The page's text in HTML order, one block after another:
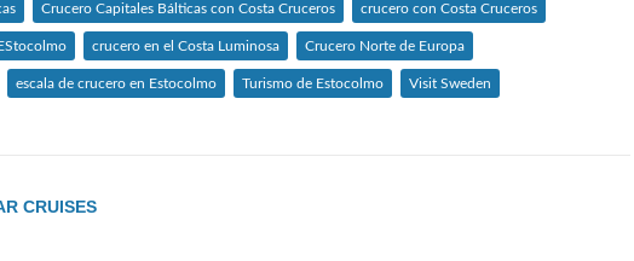
Crucero Capitales Bálticas con Costa Cruceros crucero con Costa Cruceros
crucero en el Costa Luminosa Crucero Norte de Europa
escala de crucero en Estocolmo Turismo de Estocolmo Visit Sweden
CRUISES